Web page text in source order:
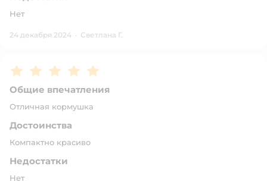
Нет
24 декабря 2024 · Светлана Г.
Рейтинг:5
Общие впечатления
Отличная кормушка
Достоинства
Компактно красиво
Недостатки
Нет